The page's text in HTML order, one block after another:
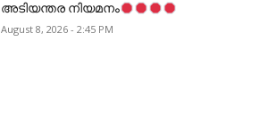
അടിയന്തര നിയമനം
August 8, 2026 - 2:45 PM